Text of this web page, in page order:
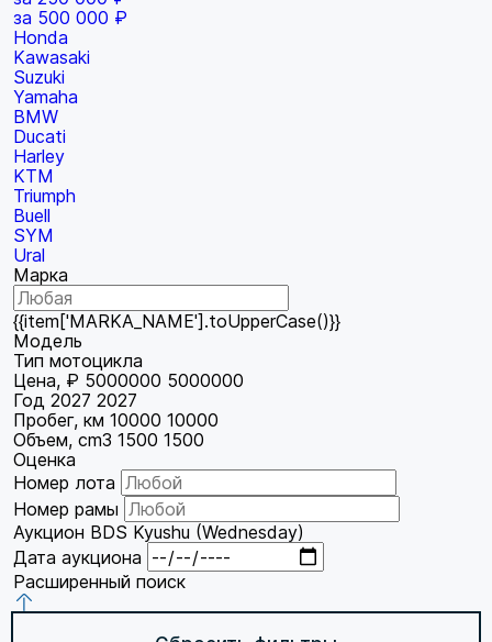
за 500 000 ₽
Honda
Kawasaki
Suzuki
Yamaha
BMW
Ducati
Harley
KTM
Triumph
Buell
SYM
Ural
Марка
{{item['MARKA_NAME'].toUpperCase()}}
Модель
Тип мотоцикла
Цена, ₽ 5000000 5000000
Год 2027 2027
Пробег, км 10000 10000
Объем, cm3 1500 1500
Оценка
Номер лота
Номер рамы
Аукцион BDS Kyushu (Wednesday)
Дата аукциона
Расширенный поиск